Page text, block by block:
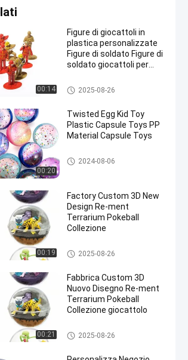
00:14
Figure di giocattoli in
plastica personalizzate
Figure di soldato Figure di
soldato giocattoli per
Giocattoli in plastica/giocattol
i in PVC su misura
2025-08-26
00:20
Twisted Egg Kid Toy
Plastic Capsule Toys PP
Material Capsule Toys
Giocattoli capsule
2024-08-06
00:19
Factory Custom 3D New
Design Re-ment
Terrarium Pokeball
Collezione
Giocattoli capsule
2025-08-26
00:21
Fabbrica Custom 3D
Nuovo Disegno Re-ment
Terrarium Pokeball
Collezione giocattolo
Giocattoli capsule
2025-08-26